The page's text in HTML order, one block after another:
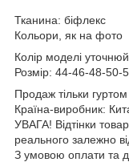
Тканина: біфлекс
Кольори, як на фото
Колір моделі
Розмір: 44-46-48-50-
Продаж тільки гуртом
Країна-виробник:
УВАГА! Відтінки
реального залежно
З умовою оплати та